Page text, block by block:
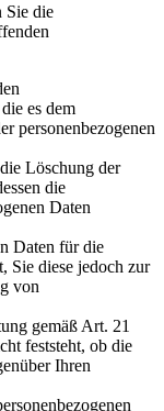
Sie die
es dem
personenbezogenen
Löschung der
die
Daten
Daten für die
Sie diese jedoch zur
von
gemäß Art. 21
feststeht, ob die
Ihren